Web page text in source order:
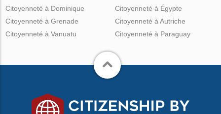
Citoyenneté à Dominique
Citoyenneté à Grenade
Citoyenneté à Vanuatu
Citoyenneté à Égypte
Citoyenneté à Autriche
Citoyenneté à Paraguay